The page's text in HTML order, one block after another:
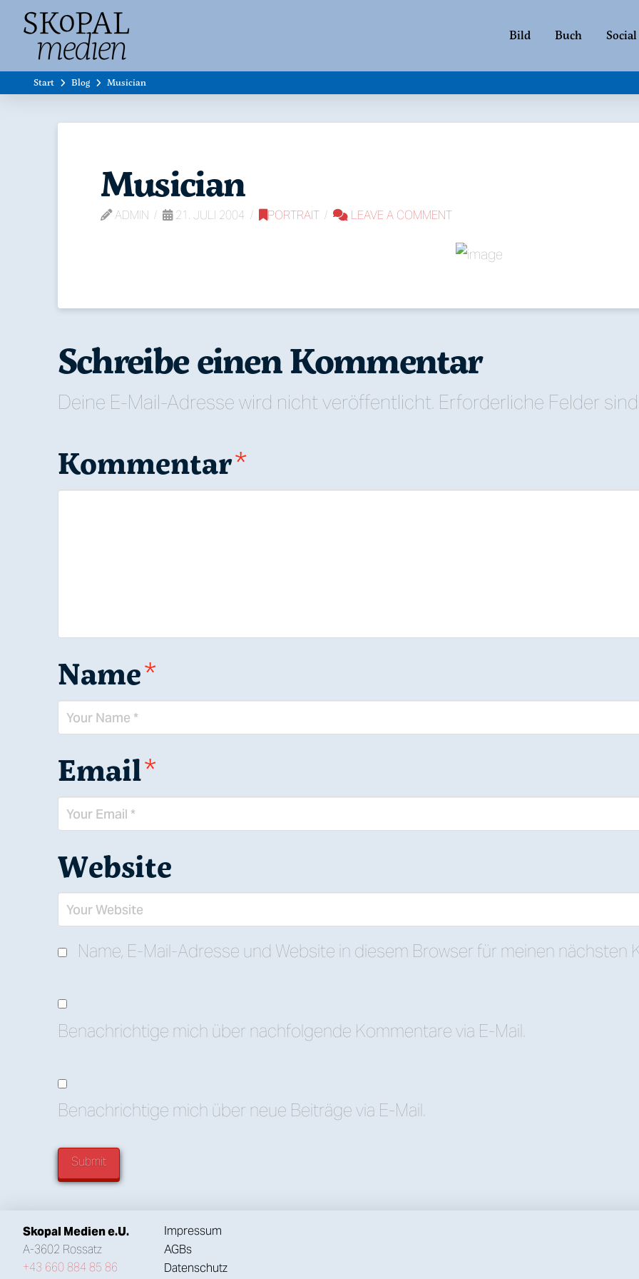
Bild Buch Social
Start Blog Musician
Musician
ADMIN 21. JULI 2004 PORTRAIT LEAVE A COMMENT
Schreibe einen Kommentar
Deine E-Mail-Adresse wird nicht veröffentlicht. Erforderliche Felder
Kommentar*
Name*
Email*
Website
Name, E-Mail-Adresse und Website in diesem Browser für meinen nächsten
Benachrichtige mich über nachfolgende Kommentare via E-Mail.
Benachrichtige mich über neue Beiträge via E-Mail.
Skopal Medien e.U.
A-3602 Rossatz
+43 660 884 85 86
Impressum
AGBs
Datenschutz